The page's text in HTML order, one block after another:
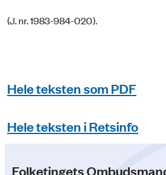
(J. nr. 1983-984-020).
Hele teksten som PDF
Hele teksten i Retsinfo
Folketingets